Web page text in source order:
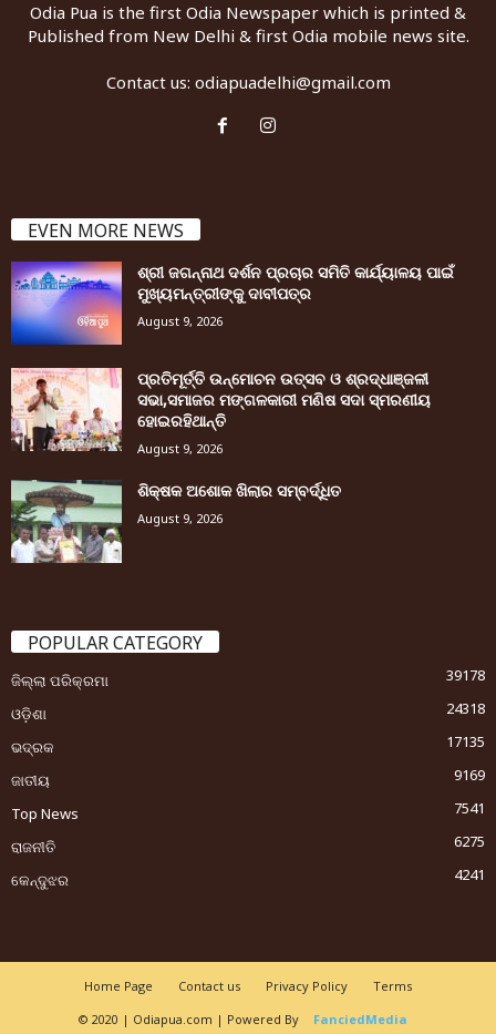
Odia Pua is the first Odia Newspaper which is printed &
Published from New Delhi & first Odia mobile news site.
Contact us: odiapuadelhi@gmail.com
EVEN MORE NEWS
ଶ୍ରୀ ଜଗନ୍ନାଥ ଦର୍ଶନ ପ୍ରଚାର ସମିତି କାର୍ଯ୍ୟାଳୟ ପାଇଁ
ମୁଖ୍ୟମନ୍ତ୍ରୀଙ୍କୁ ଦାବୀପତ୍ର
August 9, 2026
ପ୍ରତିମୂର୍ତ୍ତି ଉନ୍ମୋଚନ ଉତ୍ସବ ଓ ଶ୍ରଦ୍ଧାଞ୍ଜଳୀ
ସଭା,ସମାଜର ମଙ୍ଗଳକାରୀ ମଣିଷ ସଦା ସ୍ମରଣୀୟ
ହୋଇରହିଥାନ୍ତି
August 9, 2026
ଶିକ୍ଷକ ଅଶୋକ ଖିଲାର ସମ୍ବର୍ଦ୍ଧିତ
August 9, 2026
POPULAR CATEGORY
ଜିଲ୍ଲା ପରିକ୍ରମା
39178
ଓଡ଼ିଶା
24318
ଭଦ୍ରକ
17135
ଜାତୀୟ
9169
Top News
7541
ରାଜନୀତି
6275
କେନ୍ଦୁଝର
4241
Home Page Contact us Privacy Policy
Terms
© 2020 | Odiapua.com | Powered By
FanciedMedia